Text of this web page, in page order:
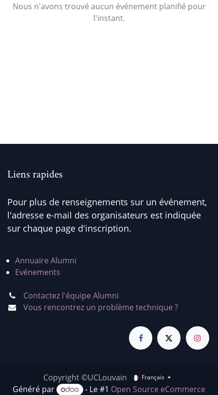
Nous n'avons trouvé aucun événement planifié pour
l'instant.
Liens rapides
Pour plus de renseignements sur un événement,
l'adresse e-mail des organisateurs est indiquée
sur chaque page d'inscription.
Annuaire Alumni
Evénements
Contactez l'équipe Alumni
Vous rencontrez un problème technique ?
Copyright ©UCLouvain Français
Généré par - Le #1 Open Source eCommerce